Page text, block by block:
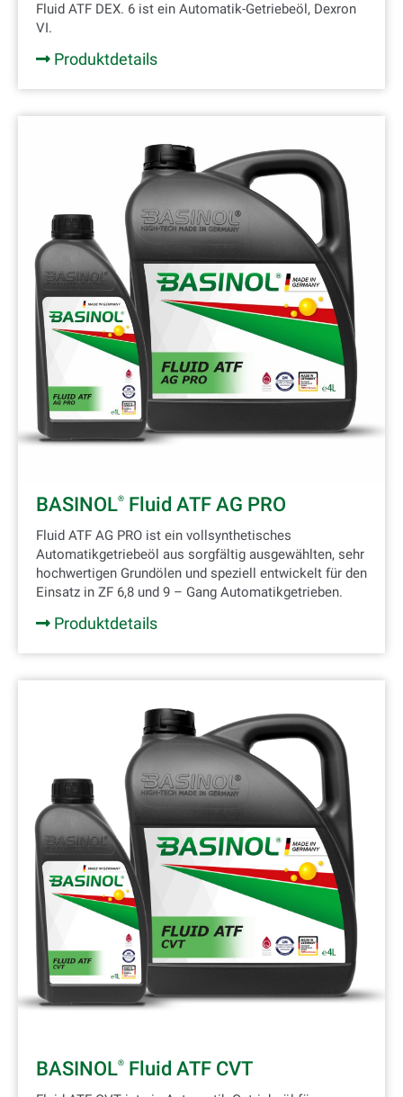
Fluid ATF DEX. 6 ist ein Automatik-Getriebeöl, Dexron
VI.
Produktdetails
BASINOL® Fluid ATF AG PRO
Fluid ATF AG PRO ist ein vollsynthetisches
Automatikgetriebeöl aus sorgfältig ausgewählten, sehr
hochwertigen Grundölen und speziell entwickelt für den
Einsatz in ZF 6,8 und 9 – Gang Automatikgetrieben.
Produktdetails
BASINOL® Fluid ATF CVT